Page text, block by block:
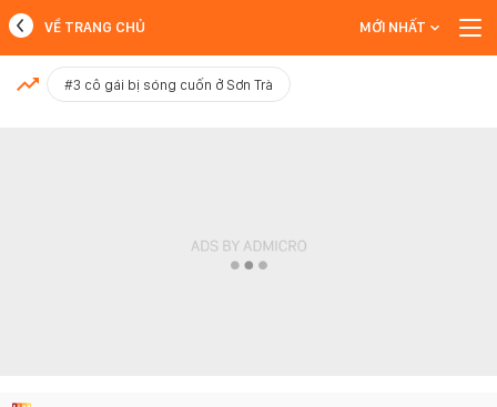
MỚI NHẤT
VỀ TRANG CHỦ MỚI NHẤT
#3 cô gái bị sóng cuốn ở Sơn Trà